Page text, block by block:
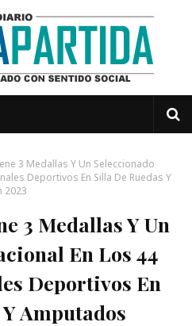
3 Medallas Y Un Seleccionado
Deportivos En Silla De Ruedas Y
2023
3 Medallas Y Un
En Los 44
Deportivos En
Amputados